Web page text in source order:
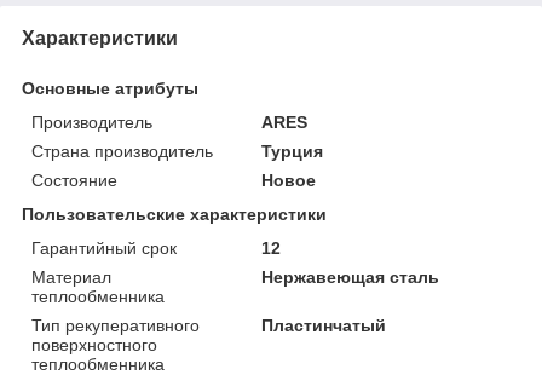
Характеристики
Основные атрибуты
Производитель
ARES
Страна производитель
Турция
Состояние
Новое
Пользовательские характеристики
Гарантийный срок
12
Материал
теплообменника
Нержавеющая сталь
Тип рекуперативного
поверхностного
теплообменника
Пластинчатый